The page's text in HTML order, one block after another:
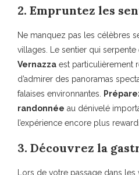
2. Empruntez les
Ne manquez pas les célèbres
villages. Le sentier qui serpente
Vernazza est particulièrement
d’admirer des panoramas
falaises environnantes.
randonnée au dénivelé
l’expérience encore plus
3. Découvrez la
Lors de votre passage dans